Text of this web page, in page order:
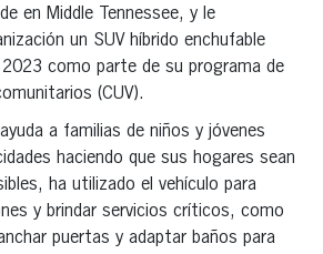
en Middle Tennessee, y le
un SUV híbrido enchufable
como parte de su programa de
(CUV).
ayuda a familias de niños y jóvenes
haciendo que sus hogares sean
ha utilizado el vehículo para
y brindar servicios críticos, como
puertas y adaptar baños para